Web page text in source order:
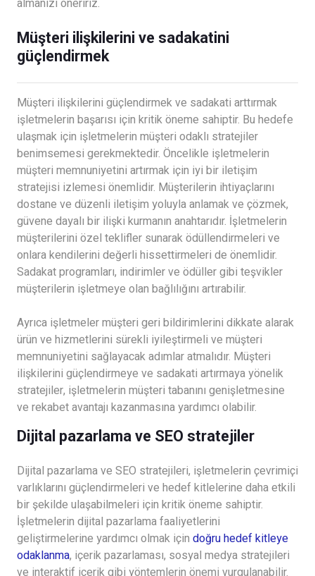
almanızı öneririz.
Müşteri ilişkilerini ve sadakatini
güçlendirmek
Müşteri ilişkilerini güçlendirmek ve sadakati arttırmak
işletmelerin başarısı için kritik öneme sahiptir. Bu hedefe
ulaşmak için işletmelerin müşteri odaklı stratejiler
benimsemesi gerekmektedir. Öncelikle işletmelerin
müşteri memnuniyetini artırmak için iyi bir iletişim
stratejisi izlemesi önemlidir. Müşterilerin ihtiyaçlarını
dostane ve düzenli iletişim yoluyla anlamak ve çözmek,
güvene dayalı bir ilişki kurmanın anahtarıdır. İşletmelerin
müşterilerini özel teklifler sunarak ödüllendirmeleri ve
onlara kendilerini değerli hissettirmeleri de önemlidir.
Sadakat programları, indirimler ve ödüller gibi teşvikler
müşterilerin işletmeye olan bağlılığını artırabilir.
Ayrıca işletmeler müşteri geri bildirimlerini dikkate alarak
ürün ve hizmetlerini sürekli iyileştirmeli ve müşteri
memnuniyetini sağlayacak adımlar atmalıdır. Müşteri
ilişkilerini güçlendirmeye ve sadakati artırmaya yönelik
stratejiler, işletmelerin müşteri tabanını genişletmesine
ve rekabet avantajı kazanmasına yardımcı olabilir.
Dijital pazarlama ve SEO stratejiler
Dijital pazarlama ve SEO stratejileri, işletmelerin çevrimiçi
varlıklarını güçlendirmeleri ve hedef kitlelerine daha etkili
bir şekilde ulaşabilmeleri için kritik öneme sahiptir.
İşletmelerin dijital pazarlama faaliyetlerini
geliştirmelerine yardımcı olmak için doğru hedef kitleye
odaklanma, içerik pazarlaması, sosyal medya stratejileri
ve interaktif içerik gibi yöntemlerin önemi vurgulanabilir.